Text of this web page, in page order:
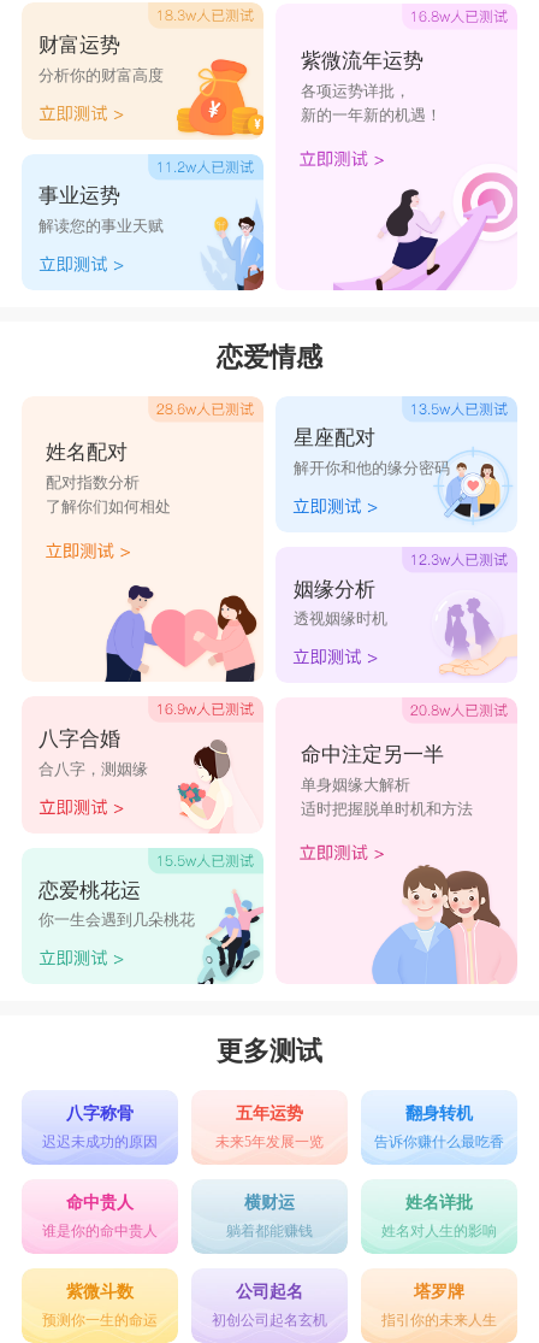
财富运势
分析你的财富高度
事业运势
解读您的事业天赋
紫微流年运势
各项运势详批，
新的一年新的机遇！
恋爱情感
姓名配对
配对指数分析
了解你们如何相处
八字合婚
合八字，测姻缘
恋爱桃花运
你一生会遇到几朵桃花
星座配对
解开你和他的缘分密码
姻缘分析
透视姻缘时机
命中注定另一半
单身姻缘大解析
适时把握脱单时机和方法
更多测试
八字称骨
迟迟未成功的原因
五年运势
未来5年发展一览
翻身转机
告诉你赚什么最吃香
命中贵人
谁是你的命中贵人
横财运
躺着都能赚钱
姓名详批
姓名对人生的影响
紫微斗数
预测你一生的命运
公司起名
初创公司起名玄机
塔罗牌
指引你的未来人生